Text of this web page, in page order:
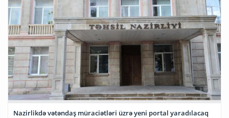
Nazirlikdə vətəndaş müraciətləri üzrə yeni portal yaradılacaq